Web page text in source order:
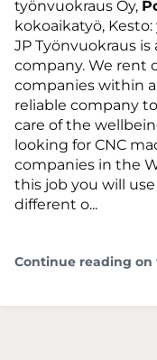
työnvuokraus Oy,
kokoaikatyö,
JP Työnvuokraus
company. We rent
companies within
reliable company
care of the
looking for CNC
companies in the
this job you will
different o...
Continue reading on